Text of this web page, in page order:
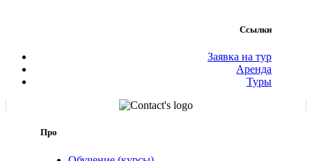
Ссылки
Заявка на тур
Аренда
Туры
Про